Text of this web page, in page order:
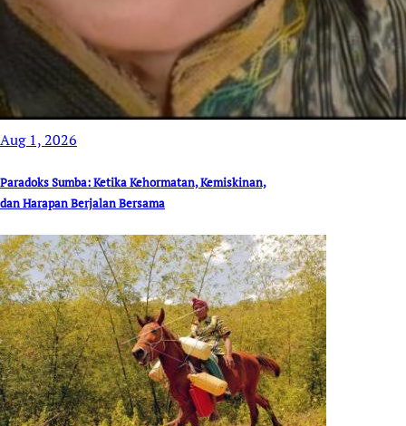
Aug 1, 2026
Paradoks Sumba: Ketika Kehormatan, Kemiskinan,
dan Harapan Berjalan Bersama